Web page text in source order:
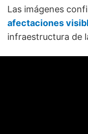
Las imágenes
afectaciones
infraestructura de